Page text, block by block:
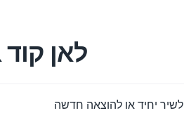
לאן קוד QR למוזיקה יכול להפנות?
לשיר יחיד או להוצאה חדשה